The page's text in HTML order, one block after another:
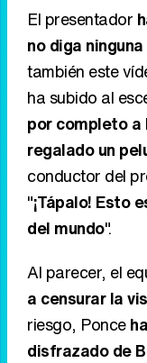
El presentador
no diga
también este
ha subido al
por completo
regalado un
conductor del
"¡Tápalo! Esto
del mundo".
Al parecer, el
a censurar la
riesgo, Ponce
disfrazado de